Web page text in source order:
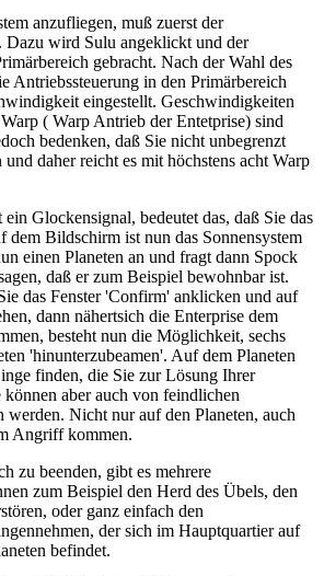
anzufliegen, muß zuerst der
Dazu wird Sulu angeklickt und der
gebracht. Nach der Wahl des
Antriebssteuerung in den Primärbereich
eingestellt. Geschwindigkeiten
( Warp Antrieb der Entetprise) sind
bedenken, daß Sie nicht unbegrenzt
daher reicht es mit höchstens acht Warp
Glockensignal, bedeutet das, daß Sie das
dem Bildschirm ist nun das Sonnensystem
einen Planeten an und fragt dann Spock
daß er zum Beispiel bewohnbar ist.
das Fenster 'Confirm' anklicken und auf
dann nähertsich die Enterprise dem
besteht nun die Möglichkeit, sechs
'hinunterzubeamen'. Auf dem Planeten
finden, die Sie zur Lösung Ihrer
aber auch von feindlichen
werden. Nicht nur auf den Planeten, auch
Angriff kommen.
zu beenden, gibt es mehrere
zum Beispiel den Herd des Übels, den
oder ganz einfach den
der sich im Hauptquartier auf
befindet.